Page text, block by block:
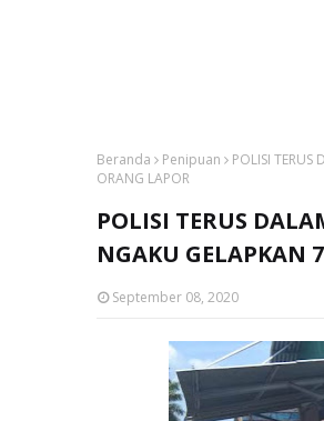
Beranda Penipuan
POLISI TERUS
ORANG LAPOR
POLISI TERUS
NGAKU GELAPKAN
September 08, 2020